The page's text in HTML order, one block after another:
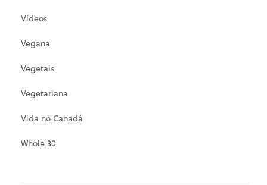
Vídeos
Vegana
Vegetais
Vegetariana
Vida no Canadá
Whole 30